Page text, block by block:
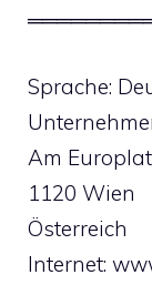
Sprache:
Am
1120 Wien
Österreich
Internet: